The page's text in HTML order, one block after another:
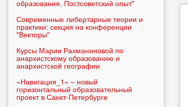
образования. Постсоветский опыт"
Современные либертарные теории и
практики: секция на конференции
"Векторы"
Курсы Марии Рахманиновой по
анархистскому образованию и
анархистской географии
«Навигация_1» – новый
горизонтальный образовательный
проект в Санкт-Петербурге